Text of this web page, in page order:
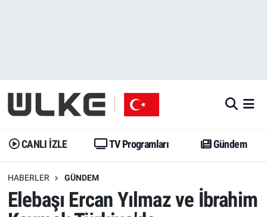
CANLI İZLE TV Programları Gündem
HABERLER GÜNDEM
Elebaşı Ercan Yılmaz ve İbrahim
Gündem
Dünya
Erişim Bilgileri
Gündem
Trend
Erişim Bilgileri
İstanbul Namaz Vakitleri
Trafik Durumu
Erişim Bilgileri